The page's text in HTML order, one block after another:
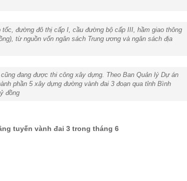
đường đô thị cấp I, cầu đường bộ cấp III, hầm giao thông
từ nguồn vốn ngân sách Trung ương và ngân sách địa
đang được thi công xây dựng. Theo Ban Quản lý Dự án
phần 5 xây dựng đường vành đai 3 đoạn qua tỉnh Bình
đồng